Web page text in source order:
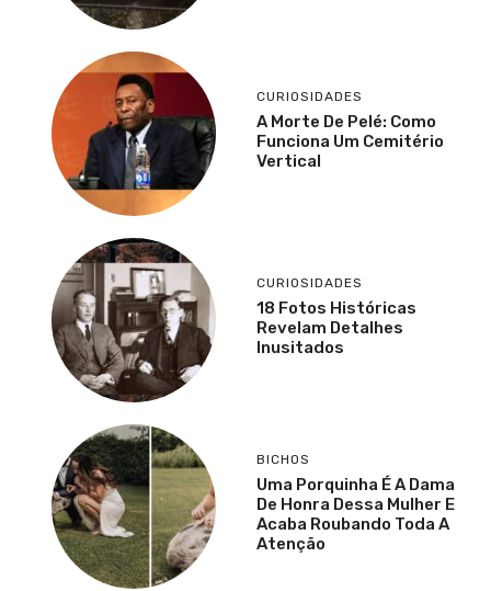
CURIOSIDADES
A Morte De Pelé: Como
Funciona Um Cemitério
Vertical
CURIOSIDADES
18 Fotos Históricas
Revelam Detalhes
Inusitados
BICHOS
Uma Porquinha É A Dama
De Honra Dessa Mulher E
Acaba Roubando Toda A
Atenção